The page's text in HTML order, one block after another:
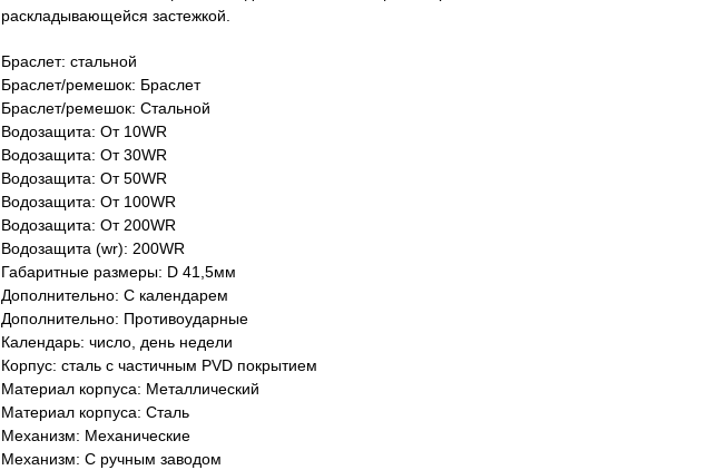
раскладывающейся застежкой.
Браслет: стальной
Браслет/ремешок: Браслет
Браслет/ремешок: Стальной
Водозащита: От 10WR
Водозащита: От 30WR
Водозащита: От 50WR
Водозащита: От 100WR
Водозащита: От 200WR
Водозащита (wr): 200WR
Габаритные размеры: D 41,5мм
Дополнительно: С календарем
Дополнительно: Противоударные
Календарь: число, день недели
Корпус: сталь с частичным PVD покрытием
Материал корпуса: Металлический
Материал корпуса: Сталь
Механизм: Механические
Механизм: С ручным заводом